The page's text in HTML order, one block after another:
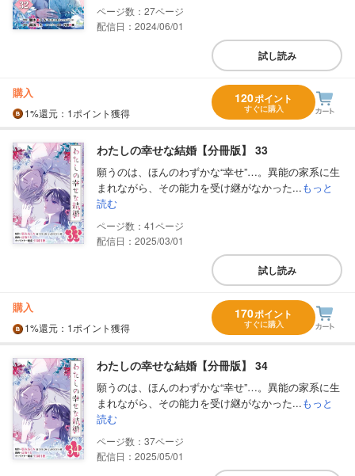
27
配信日：2024/06/01
試し読み
購入
1%還元 ：1ポイント獲得
120ポイント
すぐに購入
わたしの幸せな結婚【分冊版】 33
願うのは、ほんのわずかな“幸せ”…。異能の家系に生
まれながら、その能力を受け継がなかった...もっと
読む
41
配信日：2025/03/01
試し読み
購入
1%還元 ：1ポイント獲得
170ポイント
すぐに購入
わたしの幸せな結婚【分冊版】 34
願うのは、ほんのわずかな“幸せ”…。異能の家系に生
まれながら、その能力を受け継がなかった...もっと
読む
37
配信日：2025/05/01